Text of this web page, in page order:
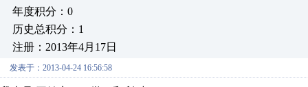
年度积分：0
历史总积分：1
注册：2013年4月17日
发表于：2013-04-24 16:56:58